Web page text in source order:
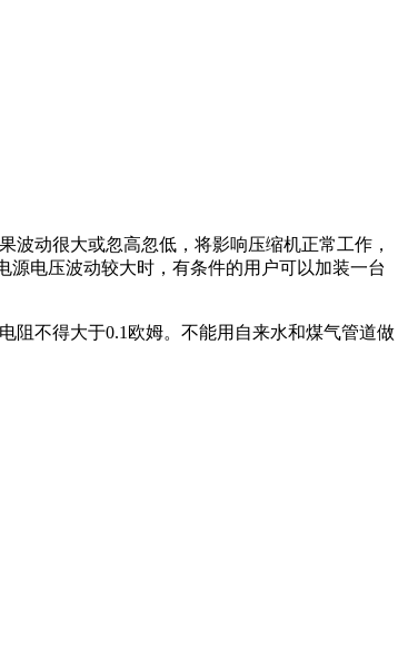
波动很大或忽高忽低，将影响压缩机正常工作，
电压波动较大时，有条件的用户可以加装一台
阻不得大于0.1欧姆。不能用自来水和煤气管道做